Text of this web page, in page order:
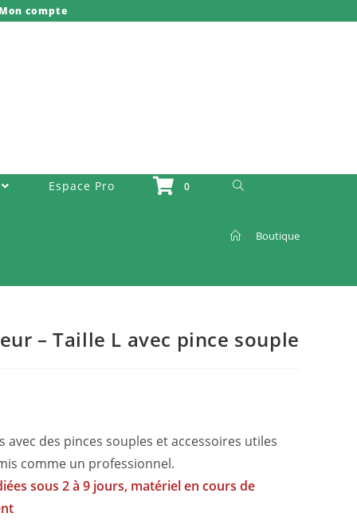
compte
Espace Pro 0 Toggle Website Search
> Boutique
– Taille L avec pince souple
avec des pinces souples et accessoires utiles
comme un professionnel.
sous 2 à 9 jours, matériel en cours de